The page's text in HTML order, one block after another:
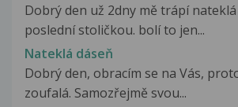
Dobrý den už 2dny mě trápí nateklá
poslední stoličkou. bolí to jen...
Nateklá dáseň
Dobrý den, obracím se na Vás,
zoufalá. Samozřejmě svou...